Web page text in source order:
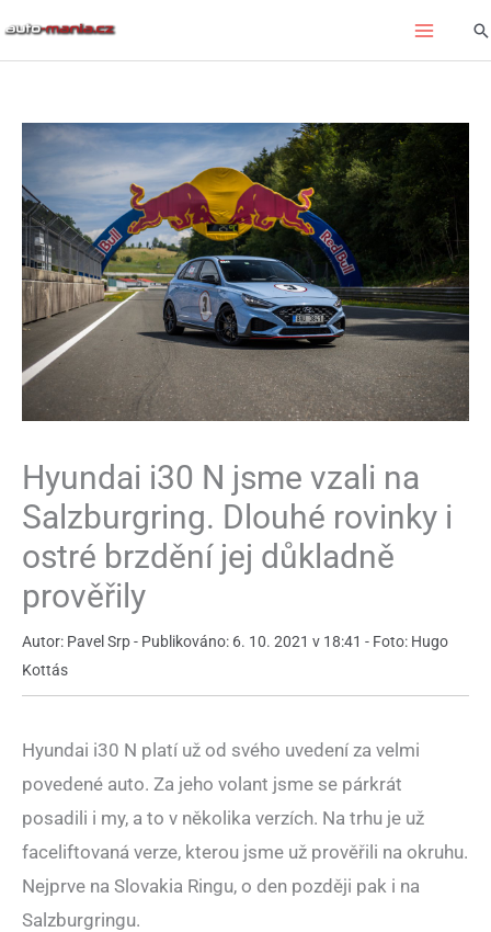
Hyundai i30 N jsme vzali na
Salzburgring. Dlouhé rovinky i
ostré brzdění jej důkladně
prověřily
Autor: Pavel Srp - Publikováno: 6. 10. 2021 v 18:41 - Foto: Hugo
Kottás
Hyundai i30 N platí už od svého uvedení za velmi
povedené auto. Za jeho volant jsme se párkrát
posadili i my, a to v několika verzích. Na trhu je už
faceliftovaná verze, kterou jsme už prověřili na okruhu.
Nejprve na Slovakia Ringu, o den později pak i na
Salzburgringu.